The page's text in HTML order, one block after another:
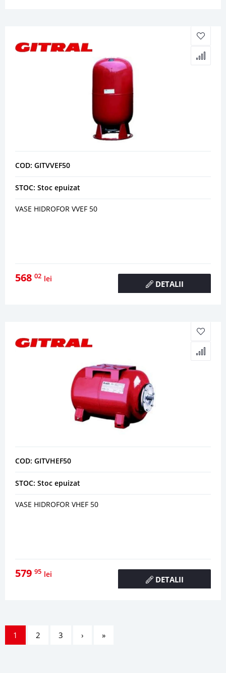
COD: GITVVEF50
STOC: Stoc epuizat
VASE HIDROFOR VVEF 50
568 02 lei
DETALII
COD: GITVHEF50
STOC: Stoc epuizat
VASE HIDROFOR VHEF 50
579 95 lei
DETALII
1 2 3 › »